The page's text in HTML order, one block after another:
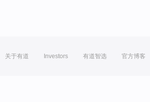
关于有道 Investors 有道智选 官方博客